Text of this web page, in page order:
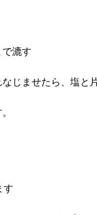
で漉す
じませたら、塩と
す